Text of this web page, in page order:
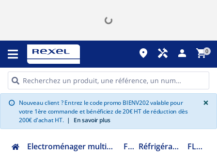
place handyman person shopping_cart0
info Nouveau client ? Entrez le code promo BIENV202 valable pour
votre 1ère commande et bénéficiez de 20€ HT de réduction dès
200€ d'achat HT. | En savoir plus
×
Electroménager multimédia et informatique Froid Réfrigérateur 1 porte FL328EEW